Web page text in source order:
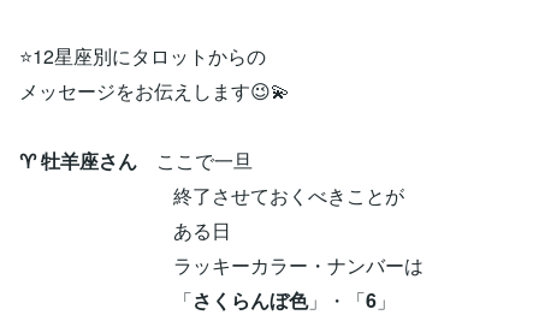
⭐12星座別にタロットからの
メッセージをお伝えします😉💫
♈ 牡羊座さん ここで一旦
終了させておくべきことが
ある日
ラッキーカラー・ナンバーは
「さくらんぼ色」・「6 」